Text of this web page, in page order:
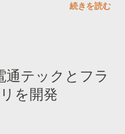
続きを読む
テックとフラ
を開発